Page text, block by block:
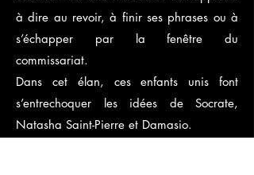
à dire au revoir, à finir ses phrases ou à
s’échapper par la fenêtre du
commissariat.
Dans cet élan, ces enfants unis font
s’entrechoquer les idées de Socrate,
Natasha Saint-Pierre et Damasio.